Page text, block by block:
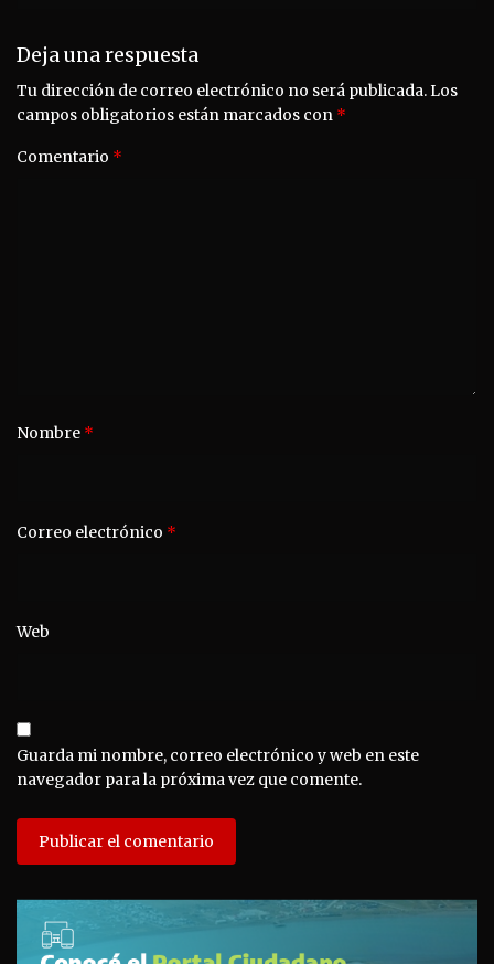
Deja una respuesta
Tu dirección de correo electrónico no será publicada.Los
campos obligatorios están marcados con *
Comentario *
Nombre *
Correo electrónico *
Web
Guarda mi nombre, correo electrónico y web en este
navegador para la próxima vez que comente.